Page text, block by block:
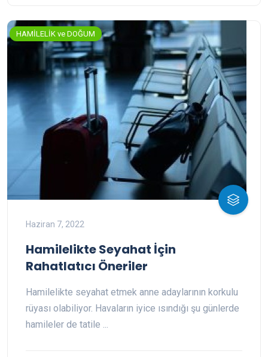
HAMİLELİK ve DOĞUM
Haziran 7, 2022
Hamilelikte Seyahat İçin
Rahatlatıcı Öneriler
Hamilelikte seyahat etmek anne adaylarının korkulu
rüyası olabiliyor. Havaların iyice ısındığı şu günlerde
hamileler de tatile ...